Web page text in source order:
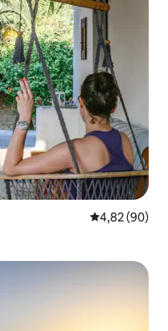
Gemiddelde
4,82 (90)